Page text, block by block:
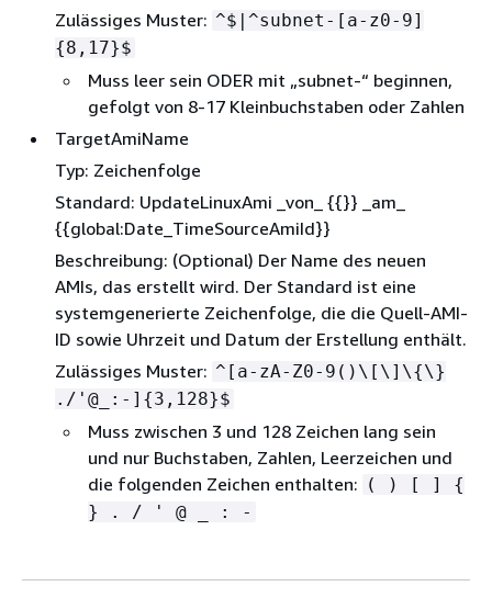
Zulässiges Muster: ^$|^subnet-[a-z0-9]
{8,17}$
Muss leer sein ODER mit „subnet-“ beginnen,
gefolgt von 8-17 Kleinbuchstaben oder Zahlen
TargetAmiName
Typ: Zeichenfolge
Standard: UpdateLinuxAmi _von_ {{}} _am_
{{global:Date_TimeSourceAmiId}}
Beschreibung: (Optional) Der Name des neuen
AMIs, das erstellt wird. Der Standard ist eine
systemgenerierte Zeichenfolge, die die Quell-AMI-
ID sowie Uhrzeit und Datum der Erstellung enthält.
Zulässiges Muster: ^[a-zA-Z0-9()\[\]\{\}
./'@_:-] {3,128}$
Muss zwischen 3 und 128 Zeichen lang sein
und nur Buchstaben, Zahlen, Leerzeichen und
die folgenden Zeichen enthalten: ( ) [ ] {
} . / ' @ _ : -